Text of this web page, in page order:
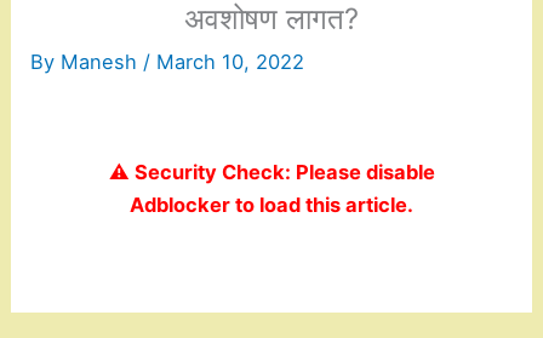
अवशोषण लागत?
By Manesh / March 10, 2022
⚠️ Security Check: Please disable
Adblocker to load this article.